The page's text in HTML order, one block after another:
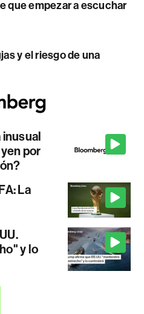
que empezar a escuchar
y el riesgo de una
inusual
por
La
y lo